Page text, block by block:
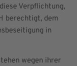
Verpflichtung,
berechtigt, dem
in
wegen ihrer